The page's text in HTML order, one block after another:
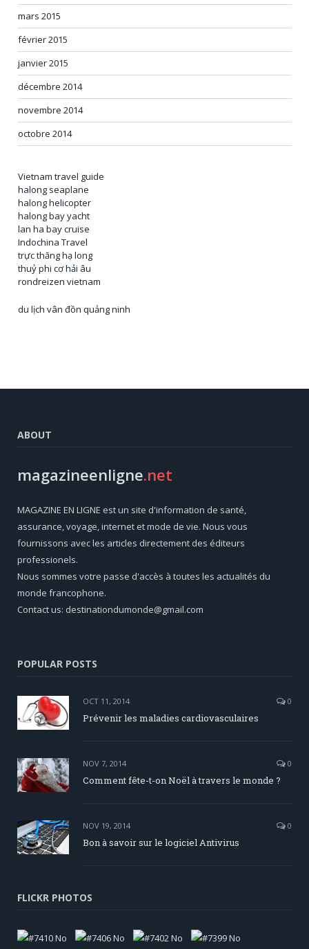
mars 2015
février 2015
janvier 2015
décembre 2014
novembre 2014
octobre 2014
Vietnam travel guide
halong seaplane
halong helicopter
halong bay yacht
lan ha bay cruise
Indochina Travel
trực thăng hạ long
thuỷ phi cơ hải âu
rondreizen vietnam
du lịch vân đồn quảng ninh
ABOUT
magazineenligne.net
MAGAZINE EN LIGNE est un site d'information de santé,
assurance, voyage, internet et mode de vie. Nous vous
fournissons avec les articles directement des éditeurs
professionels.
Nous sommes votre passe d'accès à toutes les actualités du
monde francophone.
Contact us: destinationdumonde@gmail.com
POPULAR POSTS
OCT 11, 2014 0
Prévenir les maladies cardiovasculaires
NOV 7, 2014 0
Comment fête-t-on Noël à travers le monde ?
NOV 19, 2014 0
Bon à savoir sur le logiciel Antivirus
FLICKR PHOTOS